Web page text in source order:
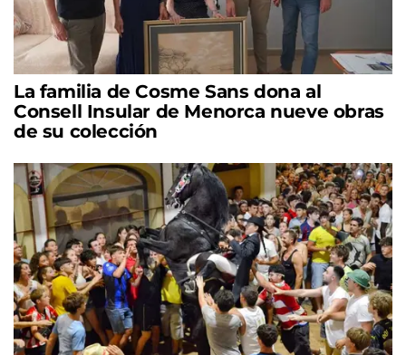
La familia de Cosme Sans dona al
Consell Insular de Menorca nueve obras
de su colección